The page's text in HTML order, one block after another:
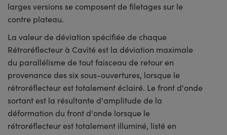
larges versions se composent de filetages sur le
contre plateau.
La valeur de déviation spécifiée de chaque
Rétroréflecteur à Cavité est la déviation maximale
du parallélisme de tout faisceau de retour en
provenance des six sous-ouvertures, lorsque le
rétroréflecteur est totalement éclairé. Le front d'onde
sortant est la résultante d'amplitude de la
déformation du front d'onde lorsque le
rétroréflecteur est totalement illuminé, listé en